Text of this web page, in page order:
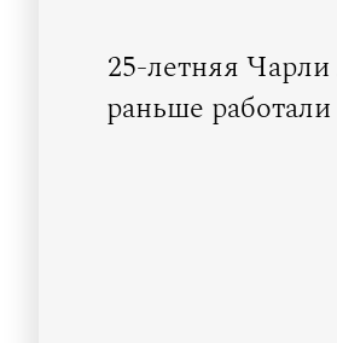
25-летняя
раньше